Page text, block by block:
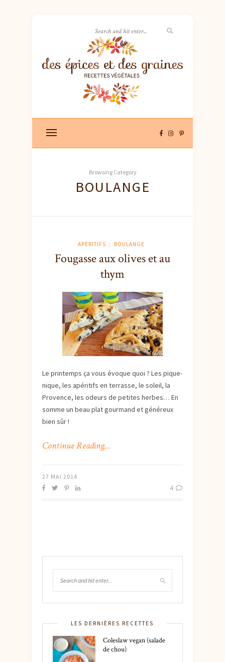
Browsing Category
BOULANGE
APÉRITIFS / BOULANGE
Fougasse aux olives et au
thym
Le printemps ça vous évoque quoi ? Les pique-
nique, les apéritifs en terrasse, le soleil, la
Provence, les odeurs de petites herbes… En
somme un beau plat gourmand et généreux
bien sûr !
Continue Reading…
27 MAI 2014
4
LES DERNIÈRES RECETTES
Coleslaw vegan (salade
de chou)